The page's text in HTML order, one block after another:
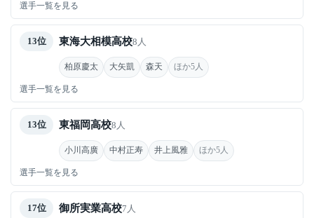
選手一覧を見る
13位 東海大相模高校8人
柏原慶太 大矢凱 森天 ほか5人
選手一覧を見る
13位 東福岡高校8人
小川高廣 中村正寿 井上風雅 ほか5人
選手一覧を見る
17位 御所実業高校7人